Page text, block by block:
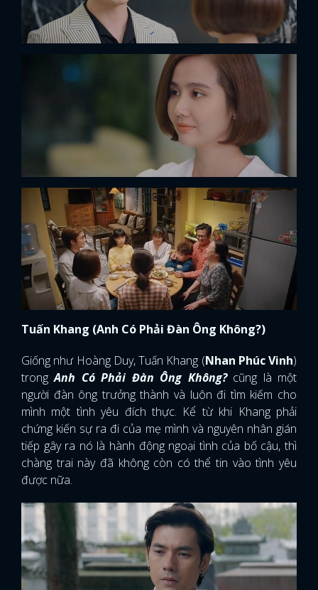
Tuấn Khang (Anh Có Phải Đàn Ông Không?)
Giống như Hoàng Duy, Tuấn Khang (Nhan Phúc Vinh)
trongAnh Có Phải Đàn Ông Không? cũng là một
người đàn ông trưởng thành và luôn đi tìm kiếm cho
mình một tình yêu đích thực. Kể từ khi Khang phải
chứng kiến sự ra đi của mẹ mình và nguyên nhân gián
tiếp gây ra nó là hành động ngoại tình của bố cậu, thì
chàng trai này đã không còn có thể tin vào tình yêu
được nữa.